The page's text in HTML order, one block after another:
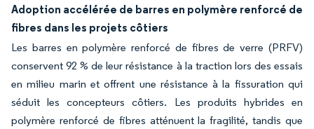
Adoption accélérée de barres en polymère renforcé de
fibres dans les projets côtiers
Les barres en polymère renforcé de fibres de verre (PRFV)
conservent 92 % de leur résistance à la traction lors des essais
en milieu marin et offrent une résistance à la fissuration qui
séduit les concepteurs côtiers. Les produits hybrides en
polymère renforcé de fibres atténuent la fragilité, tandis que